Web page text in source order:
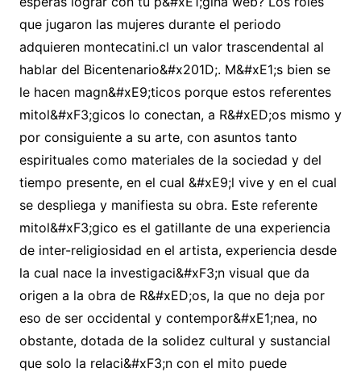
que jugaron las mujeres durante el periodo
adquieren montecatini.cl un valor trascendental al
hablar del Bicentenario&#x201D;. M&#xE1;s bien se
le hacen magn&#xE9;ticos porque estos referentes
mitol&#xF3;gicos lo conectan, a R&#xED;os mismo y
por consiguiente a su arte, con asuntos tanto
espirituales como materiales de la sociedad y del
tiempo presente, en el cual &#xE9;l vive y en el cual
se despliega y manifiesta su obra. Este referente
mitol&#xF3;gico es el gatillante de una experiencia
de inter-religiosidad en el artista, experiencia desde
la cual nace la investigaci&#xF3;n visual que da
origen a la obra de R&#xED;os, la que no deja por
eso de ser occidental y contempor&#xE1;nea, no
obstante, dotada de la solidez cultural y sustancial
que solo la relaci&#xF3;n con el mito puede